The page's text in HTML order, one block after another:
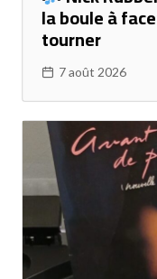
la boule à
tourner
7 août 2026